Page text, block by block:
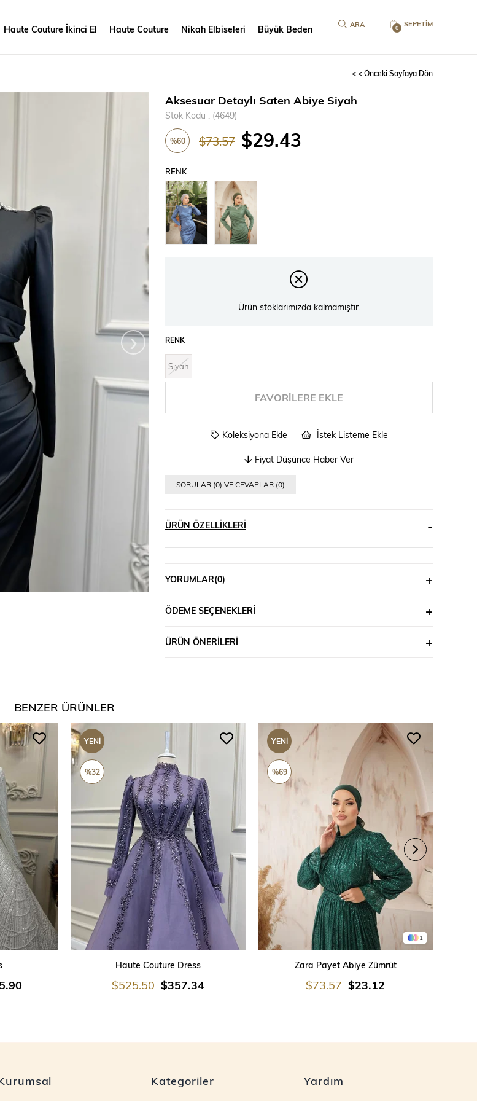
SEPETIM
0
Haute Couture İkinci El Haute Couture Nikah Elbiseleri Büyük Beden
< < Önceki Sayfaya Dön
›
Aksesuar Detaylı Saten Abiye Siyah
Stok Kodu (4649)
%60 $73.57 $29.43
RENK
Ürün stoklarımızda kalmamıştır.
RENK
Siyah
FAVORILERE EKLE
Koleksiyona Ekle İstek Listeme Ekle
Fiyat Düşünce Haber Ver
SORULAR (0) VE CEVAPLAR (0)
ÜRÜN ÖZELLIKLERI
YORUMLAR(0)
ÖDEME SEÇENEKLERI
ÜRÜN ÖNERILERI
BENZER ÜRÜNLER
SEPETE EKLE
Haute Couture Dress
$357.34
$525.50
YENI
ÜRÜN
%32
1
SEPETE EKLE
Zara Payet Abiye Zümrüt
$23.12
$73.57
YENI
ÜRÜN
%69
Kategoriler Yardım